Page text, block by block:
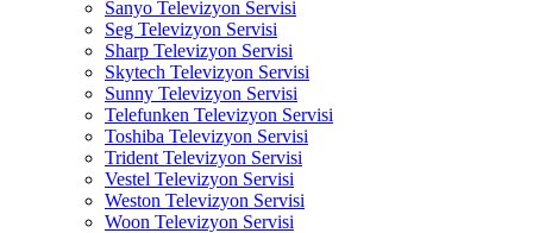
Sanyo Televizyon Servisi
Seg Televizyon Servisi
Sharp Televizyon Servisi
Skytech Televizyon Servisi
Sunny Televizyon Servisi
Telefunken Televizyon Servisi
Toshiba Televizyon Servisi
Trident Televizyon Servisi
Vestel Televizyon Servisi
Weston Televizyon Servisi
Woon Televizyon Servisi